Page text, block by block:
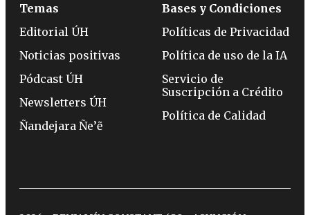
Temas
Editorial ÚH
Noticias positivas
Pódcast ÚH
Newsletters ÚH
Ñandejara Ñe’ẽ
Bases y Condiciones
Políticas de Privacidad
Política de uso de la IA
Servicio de
Suscripción a Crédito
Política de Calidad